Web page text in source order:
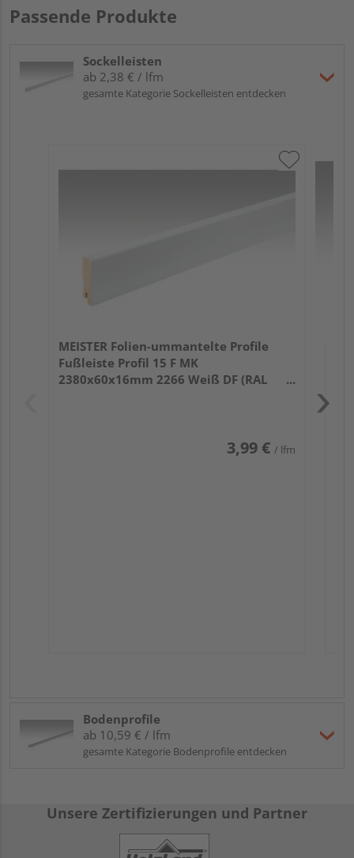
Passende Produkte
Sockelleisten
ab 2,38 € / lfm
gesamte Kategorie Sockelleisten entdecken
MEISTER Folien-ummantelte Profile
Fußleiste Profil 15 F MK
2380x60x16mm 2266 Weiß DF (RAL
3,99 € / lfm
Bodenprofile
ab 10,59 € / lfm
gesamte Kategorie Bodenprofile entdecken
Unsere Zertifizierungen und Partner